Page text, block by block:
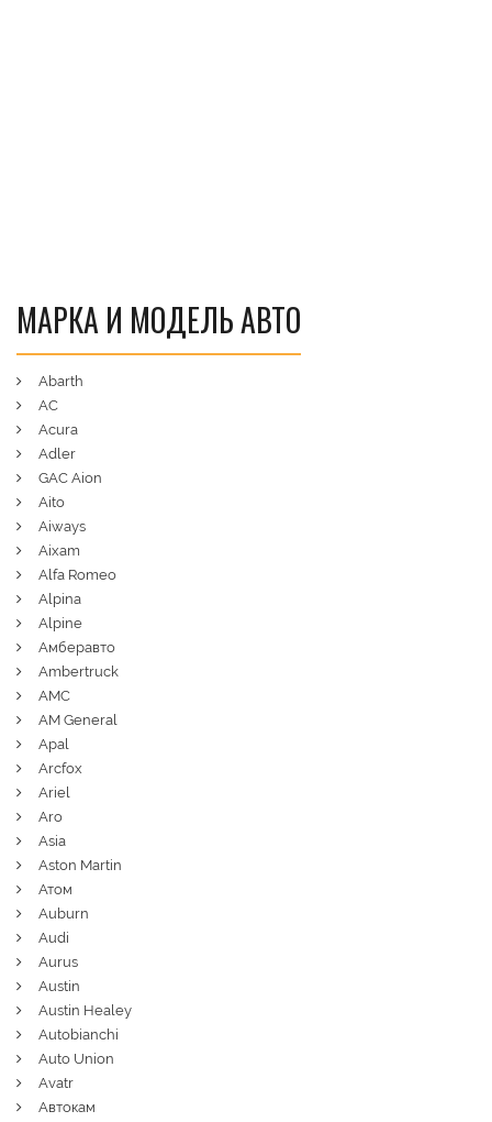
МАРКА И МОДЕЛЬ АВТО
Abarth
AC
Acura
Adler
GAC Aion
Aito
Aiways
Aixam
Alfa Romeo
Alpina
Alpine
Амберавто
Ambertruck
AMC
AM General
Apal
Arcfox
Ariel
Aro
Asia
Aston Martin
Атом
Auburn
Audi
Aurus
Austin
Austin Healey
Autobianchi
Auto Union
Avatr
Автокам